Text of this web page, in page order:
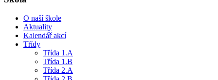
O naší škole
Aktuality
Kalendář akcí
Třídy
Třída 1.A
Třída 1.B
Třída 2.A